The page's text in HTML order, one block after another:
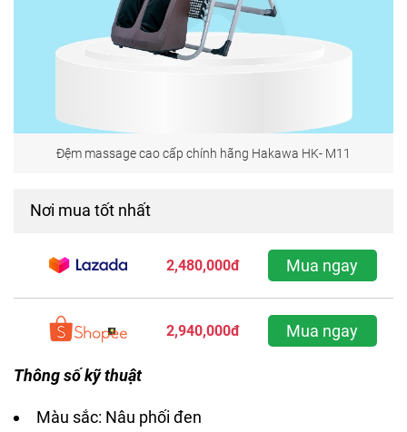
Đệm massage cao cấp chính hãng Hakawa HK- M11
Nơi mua tốt nhất
2,480,000đ Mua ngay
2,940,000đ Mua ngay
Thông số kỹ thuật
Màu sắc: Nâu phối đen